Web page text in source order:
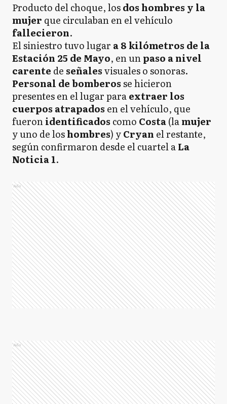
Producto del choque, losdos hombres y la
mujer que circulaban en el vehículo
fallecieron.
El siniestro tuvo lugar a 8 kilómetros de la
Estación 25 de Mayo, en unpaso a nivel
carente de señalesvisuales o sonoras.
Personal de bomberosse hicieron
presentes en el lugar paraextraer los
cuerpos atrapados en el vehículo, que
fueronidentificados como Costa(lamujer
y uno de loshombres) yCryan el restante,
según confirmaron desde el cuartel aLa
Noticia 1.
Ads
Ads